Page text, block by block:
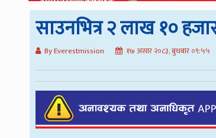
साउनभित्र २ लाख १०
By Everestmission १७ असार २०८३, बुधबार ०९:५५